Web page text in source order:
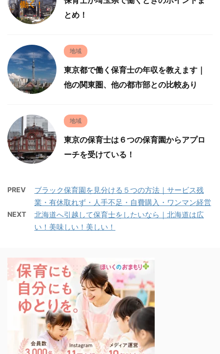
とめ！
地域
東京都で働く保育士の年収を教えます｜
他の関東圏、他の都市部との比較あり
地域
東京の保育士は６つの保育園からアプロ
ーチを受けている！
PREV
ブラック保育園を見分ける５つの方法｜サービス残
業・有休取れず・人手不足・自費購入・ワンマン経営
NEXT
北海道へ引越して保育士をしたいなら｜北海道は広
い！美味しい！美しい！